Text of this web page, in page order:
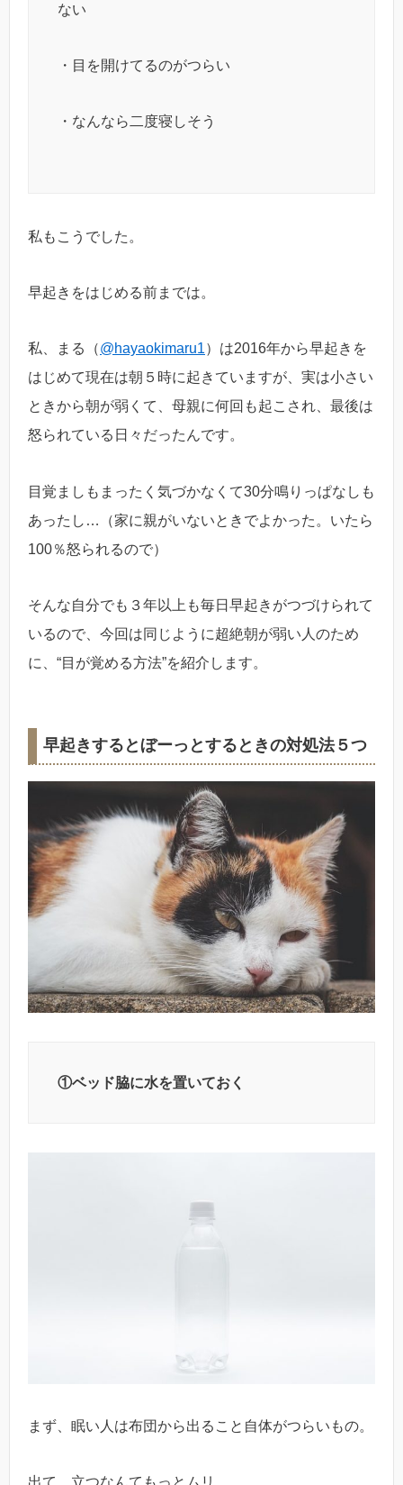
ない
・目を開けてるのがつらい
・なんなら二度寝しそう
私もこうでした。
早起きをはじめる前までは。
私、まる（@hayaokimaru1）は2016年から早起きを
はじめて現在は朝５時に起きていますが、実は小さい
ときから朝が弱くて、母親に何回も起こされ、最後は
怒られている日々だったんです。
目覚ましもまったく気づかなくて30分鳴りっぱなしも
あったし…（家に親がいないときでよかった。いたら
100％怒られるので）
そんな自分でも３年以上も毎日早起きがつづけられて
いるので、今回は同じように超絶朝が弱い人のため
に、“目が覚める方法”を紹介します。
早起きするとぼーっとするときの対処法５つ
①ベッド脇に水を置いておく
まず、眠い人は布団から出ること自体がつらいもの。
出て、立つなんてもっとムリ。